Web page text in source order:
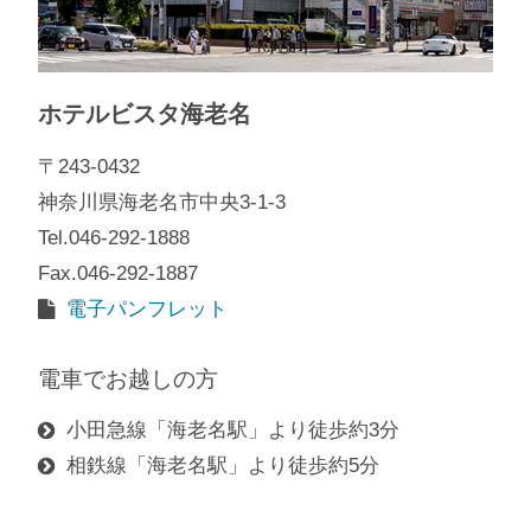
ホテルビスタ海老名
〒243-0432
神奈川県海老名市中央3-1-3
Tel.046-292-1888
Fax.046-292-1887
電子パンフレット
電車でお越しの方
小田急線「海老名駅」より徒歩約3分
相鉄線「海老名駅」より徒歩約5分